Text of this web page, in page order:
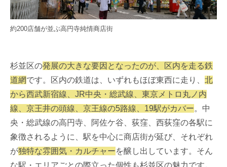
約200店舗が並ぶ高円寺純情商店街
杉並区の発展の大きな要因となったのが、区内を走る鉄
道網です。区内の鉄道は、いずれもほぼ東西に走り、 北
から西武新宿線、JR中央・総武線、東京メトロ丸ノ内
線、京王井の頭線、京王線の5路線、19駅がカバー。中
央・総武線の高円寺、阿佐ケ谷、荻窪、西荻窪の各駅に
象徴されるように、駅を中心に商店街が延び、それぞれ
が独特な雰囲気・カルチャーを醸し出しています。そん
な駅・エリアごとの際立った個性も杉並区の魅力です。